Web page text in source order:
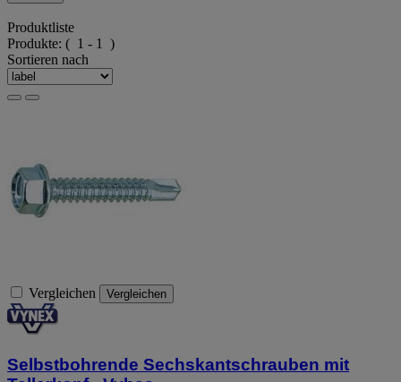
Produktliste
Produkte: ( 1 - 1 )
Sortieren nach
Vergleichen Vergleichen
Selbstbohrende Sechskantschrauben mit